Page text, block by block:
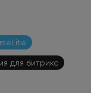
для битрикс